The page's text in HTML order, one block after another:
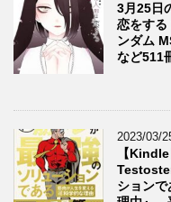
3月25日
恋をする
ンダム
など511
2023/03/
【
ション